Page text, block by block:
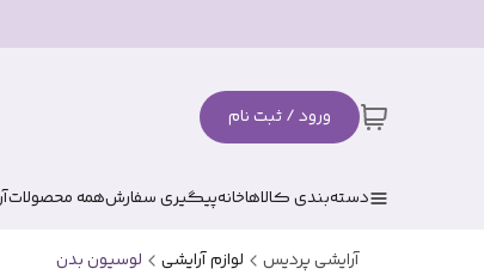
ورود / ثبت نام
دسته‌بندی کالاهاخانهپیگیری سفارشهمه محصولات
آرایشی پردیس لوازم آرایشی لوسیون بدن